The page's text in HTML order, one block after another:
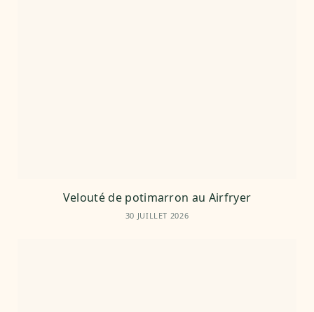
Velouté de potimarron au Airfryer
30 JUILLET 2026